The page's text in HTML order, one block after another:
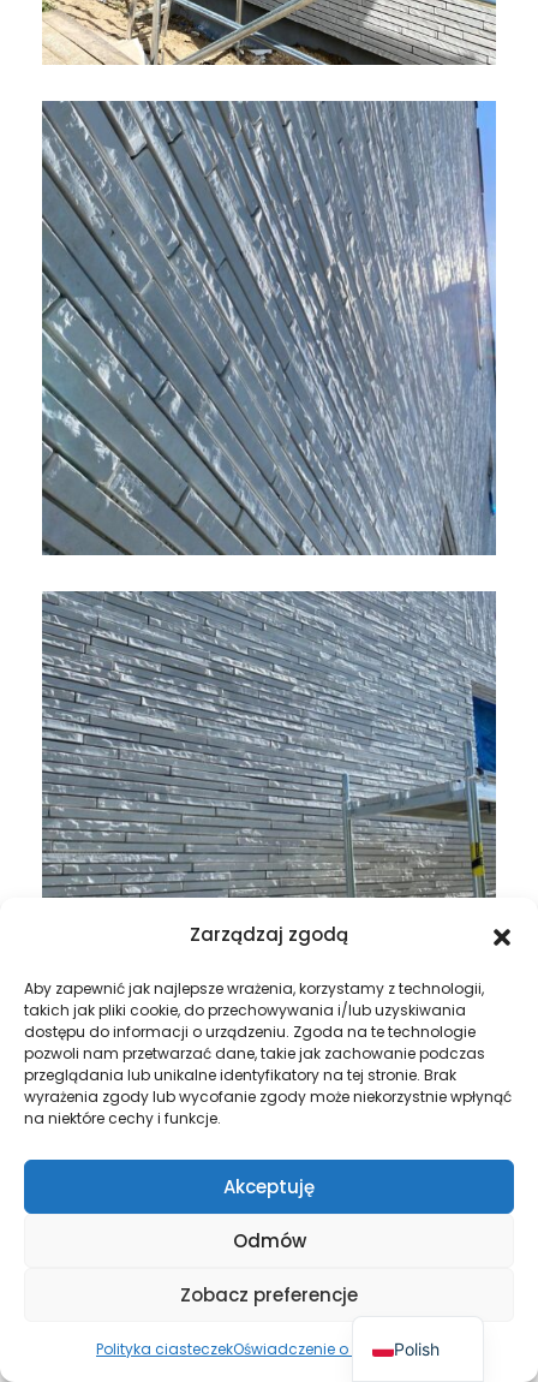
Zarządzaj zgodą
Aby zapewnić jak najlepsze wrażenia, korzystamy z technologii,
takich jak pliki cookie, do przechowywania i/lub uzyskiwania
dostępu do informacji o urządzeniu. Zgoda na te technologie
pozwoli nam przetwarzać dane, takie jak zachowanie podczas
przeglądania lub unikalne identyfikatory na tej stronie. Brak
wyrażenia zgody lub wycofanie zgody może niekorzystnie wpłynąć
na niektóre cechy i funkcje.
Akceptuję
Odmów
Zobacz preferencje
Polityka ciasteczekOświadczenie o prywatności
Polish